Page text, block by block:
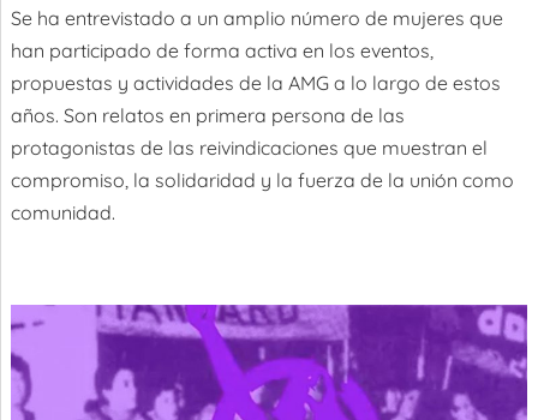
Se ha entrevistado a un amplio número de mujeres que
han participado de forma activa en los eventos,
propuestas y actividades de la AMG a lo largo de estos
años. Son relatos en primera persona de las
protagonistas de las reivindicaciones que muestran el
compromiso, la solidaridad y la fuerza de la unión como
comunidad.